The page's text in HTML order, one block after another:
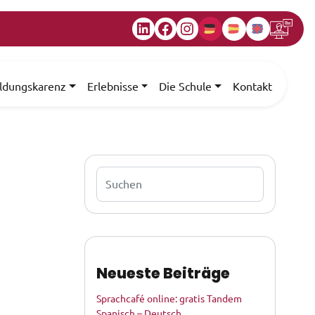
LinkedIn
Facebook
Instagram
Erlebnisse Die Schule Kontakt
Buscar
Neueste Beiträge
Sprachcafé online: gratis Tandem